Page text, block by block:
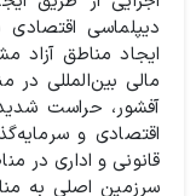
دیپلماسی
ایجاد مناطق آزاد
مالی بین‌المللی
آفشور، حراست
اقتصادی و
قانونی و اداری در